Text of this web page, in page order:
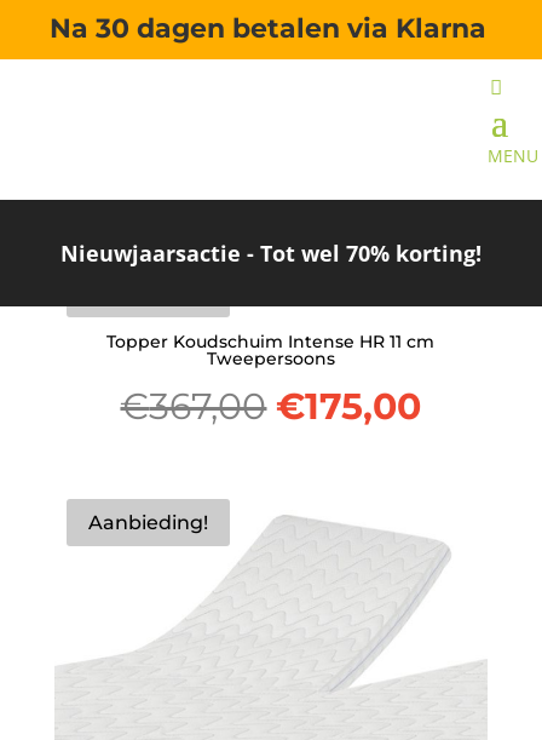
Na 30 dagen betalen via Klarna
Nieuwjaarsactie - Tot wel 70% korting!
Topper Koudschuim Intense HR 11 cm
Tweepersoons
€367,00
was:
€367,00.
€175,00
is:
Aanbieding!